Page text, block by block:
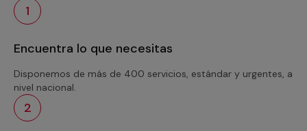
1
Encuentra lo que necesitas
Disponemos de más de 400 servicios, estándar y urgentes, a
nivel nacional.
2